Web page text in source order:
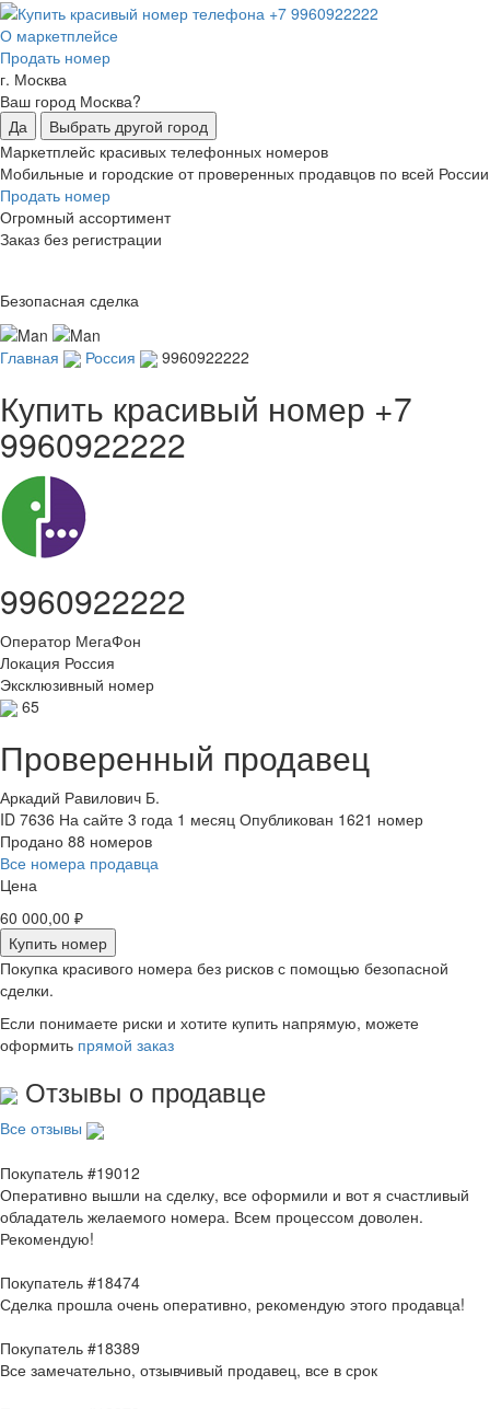
О маркетплейсе
Продать номер
г. Москва
Ваш город Москва?
Да
Выбрать другой город
Маркетплейс красивых телефонных номеров
Мобильные и городские от проверенных продавцов по всей России
Продать номер
Огромный ассортимент
Заказ без регистрации
Безопасная сделка
Главная Россия 9960922222
Купить красивый номер +7
9960922222
9960922222
Оператор МегаФон
Локация Россия
Эксклюзивный номер
65
Проверенный продавец
Аркадий Равилович Б.
ID 7636 На сайте 3 года 1 месяц Опубликован 1621 номер
Продано 88 номеров
Все номера продавца
Цена
60 000,00 ₽
Купить номер
Покупка красивого номера без рисков с помощью безопасной
сделки.
Если понимаете риски и хотите купить напрямую, можете
оформить прямой заказ
Отзывы о продавце
Все отзывы
Покупатель #19012
Оперативно вышли на сделку, все оформили и вот я счастливый
обладатель желаемого номера. Всем процессом доволен.
Рекомендую!
Покупатель #18474
Сделка прошла очень оперативно, рекомендую этого продавца!
Покупатель #18389
Все замечательно, отзывчивый продавец, все в срок